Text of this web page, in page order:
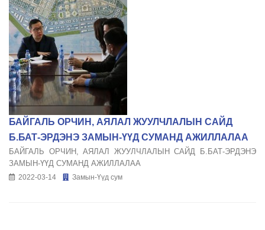
БАЙГАЛЬ ОРЧИН, АЯЛАЛ ЖУУЛЧЛАЛЫН САЙД
Б.БАТ-ЭРДЭНЭ ЗАМЫН-ҮҮД СУМАНД АЖИЛЛАЛАА
БАЙГАЛЬ ОРЧИН, АЯЛАЛ ЖУУЛЧЛАЛЫН САЙД Б.БАТ-ЭРДЭНЭ
ЗАМЫН-ҮҮД СУМАНД АЖИЛЛАЛАА
2022-03-14 Замын-Үүд сум